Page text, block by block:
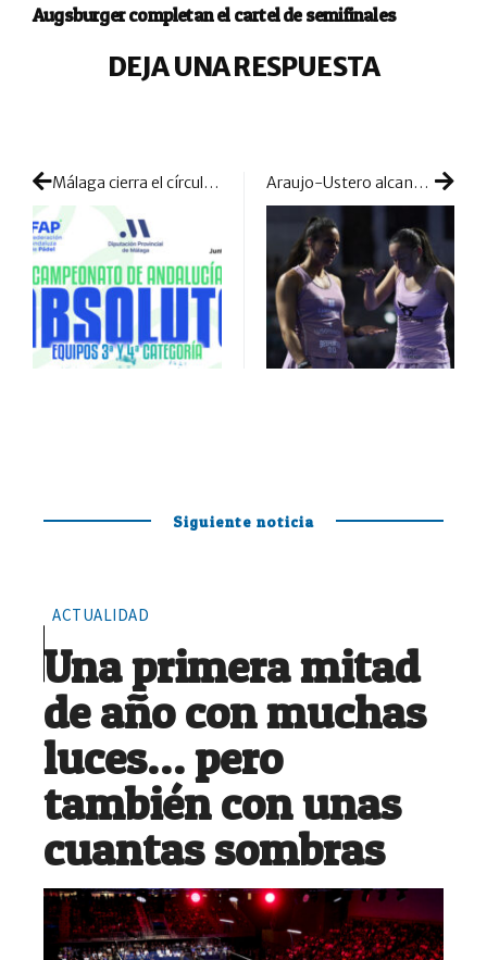
Augsburger completan el cartel de semifinales
DEJA UNA RESPUESTA
Málaga cierra el círculo de las competiciones autonómicas por equipos absolutos Araujo-Ustero alcanzan su primera semifinal como pareja
Siguiente noticia
ACTUALIDAD
Una primera mitad
de año con muchas
luces… pero
también con unas
cuantas sombras